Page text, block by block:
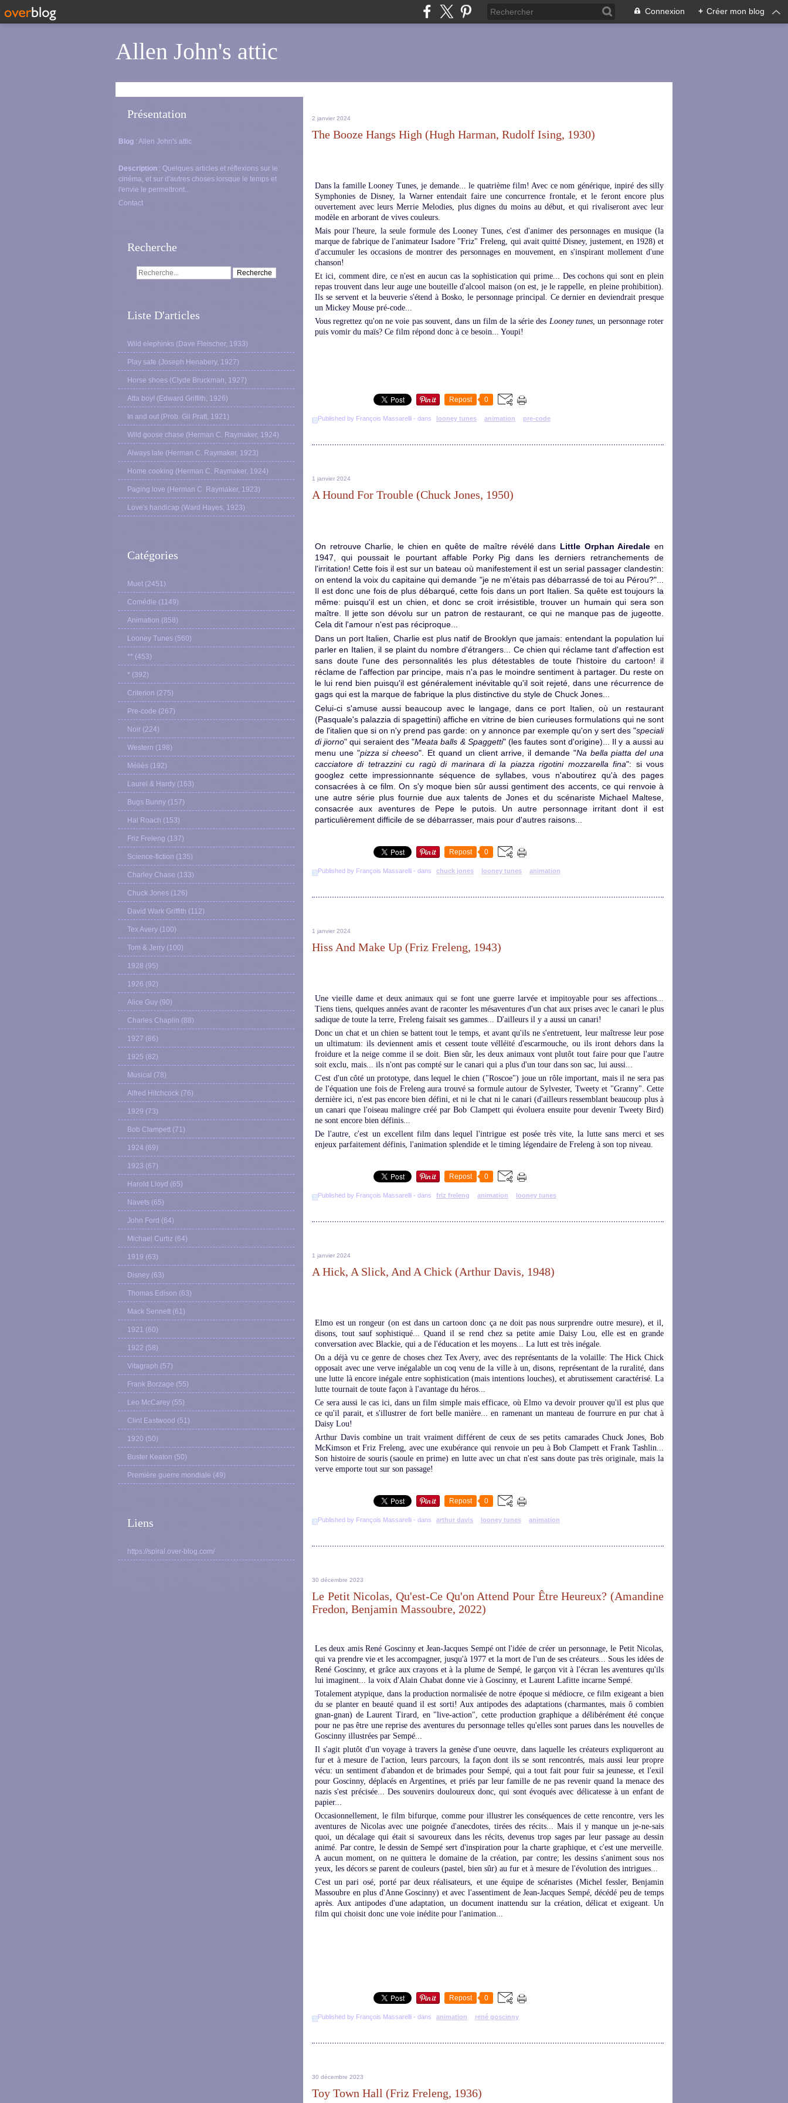
Connexion + Créer mon blog
Allen John's attic
Présentation
Blog : Allen John's attic
Description : Quelques articles et réflexions sur le
cinéma, et sur d'autres choses lorsque le temps et
l'envie le permettront...
Contact
Recherche
Liste D'articles
Wild elephinks (Dave Fleischer, 1933)
Play safe (Joseph Henabery, 1927)
Horse shoes (Clyde Bruckman, 1927)
Atta boy! (Edward Griffith, 1926)
In and out (Prob. Gil Pratt, 1921)
Wild goose chase (Herman C. Raymaker, 1924)
Always late (Herman C. Raymaker, 1923)
Home cooking (Herman C. Raymaker, 1924)
Paging love (Herman C. Raymaker, 1923)
Love's handicap (Ward Hayes, 1923)
Catégories
Muet (2451)
Comédie (1149)
Animation (858)
Looney Tunes (560)
** (453)
* (392)
Criterion (275)
Pre-code (267)
Noir (224)
Western (198)
Méliès (192)
Laurel & Hardy (163)
Bugs Bunny (157)
Hal Roach (153)
Friz Freleng (137)
Science-fiction (135)
Charley Chase (133)
Chuck Jones (126)
David Wark Griffith (112)
Tex Avery (100)
Tom & Jerry (100)
1928 (95)
1926 (92)
Alice Guy (90)
Charles Chaplin (88)
1927 (86)
1925 (82)
Musical (78)
Alfred Hitchcock (76)
1929 (73)
Bob Clampett (71)
1924 (69)
1923 (67)
Harold Lloyd (65)
Navets (65)
John Ford (64)
Michael Curtiz (64)
1919 (63)
Disney (63)
Thomas Edison (63)
Mack Sennett (61)
1921 (60)
1922 (58)
Vitagraph (57)
Frank Borzage (55)
Leo McCarey (55)
Clint Eastwood (51)
1920 (50)
Buster Keaton (50)
Première guerre mondiale (49)
Liens
https://spiral.over-blog.com/
2 janvier 2024
The Booze Hangs High (Hugh Harman, Rudolf Ising, 1930)
Dans la famille Looney Tunes, je demande... le quatrième film! Avec ce nom générique, inpiré des silly
Symphonies de Disney, la Warner entendait faire une concurrence frontale, et le feront encore plus
ouvertement avec leurs Merrie Melodies, plus dignes du moins au début, et qui rivaliseront avec leur
modèle en arborant de vives couleurs.
Mais pour l'heure, la seule formule des Looney Tunes, c'est d'animer des personnages en musique (la
marque de fabrique de l'animateur Isadore "Friz" Freleng, qui avait quitté Disney, justement, en 1928) et
d'accumuler les occasions de montrer des personnages en mouvement, en s'inspirant mollement d'une
chanson!
Et ici, comment dire, ce n'est en aucun cas la sophistication qui prime... Des cochons qui sont en plein
repas trouvent dans leur auge une bouteille d'alcool maison (on est, je le rappelle, en pleine prohibition).
Ils se servent et la beuverie s'étend à Bosko, le personnage principal. Ce dernier en deviendrait presque
un Mickey Mouse pré-code...
Vous regrettez qu'on ne voie pas souvent, dans un film de la série des Looney tunes, un personnage roter
puis vomir du maïs? Ce film répond donc à ce besoin... Youpi!
Repost 0
Published by François Massarelli - dans looney tunes animation pre-code
1 janvier 2024
A Hound For Trouble (Chuck Jones, 1950)
On retrouve Charlie, le chien en quête de maître révélé dans Little Orphan Airedale en
1947, qui poussait le pourtant affable Porky Pig dans les derniers retranchements de
l'irritation! Cette fois il est sur un bateau où manifestement il est un serial passager clandestin:
on entend la voix du capitaine qui demande "je ne m'étais pas débarrassé de toi au Pérou?"...
Il est donc une fois de plus débarqué, cette fois dans un port Italien. Sa quête est toujours la
même: puisqu'il est un chien, et donc se croit irrésistible, trouver un humain qui sera son
maître. Il jette son dévolu sur un patron de restaurant, ce qui ne manque pas de jugeotte.
Cela dit l'amour n'est pas réciproque...
Dans un port Italien, Charlie est plus natif de Brooklyn que jamais: entendant la population lui
parler en Italien, il se plaint du nombre d'étrangers... Ce chien qui réclame tant d'affection est
sans doute l'une des personnalités les plus détestables de toute l'histoire du cartoon! il
réclame de l'affection par principe, mais n'a pas le moindre sentiment à partager. Du reste on
le lui rend bien puisqu'il est généralement inévitable qu'il soit rejeté, dans une récurrence de
gags qui est la marque de fabrique la plus distinctive du style de Chuck Jones...
Celui-ci s'amuse aussi beaucoup avec le langage, dans ce port Italien, où un restaurant
(Pasquale's palazzia di spagettini) affiche en vitrine de bien curieuses formulations qui ne sont
de l'italien que si on n'y prend pas garde: on y annonce par exemple qu'on y sert des "speciali
di jiorno" qui seraient des "Meata balls & Spaggetti" (les fautes sont d'origine)... Il y a aussi au
menu une "pizza si cheeso". Et quand un client arrive, il demande "Na bella piatta del una
cacciatore di tetrazzini cu ragù di marinara di la piazza rigotini mozzarella fina": si vous
googlez cette impressionnante séquence de syllabes, vous n'aboutirez qu'à des pages
consacrées à ce film. On s'y moque bien sûr aussi gentiment des accents, ce qui renvoie à
une autre série plus fournie due aux talents de Jones et du scénariste Michael Maltese,
consacrée aux aventures de Pepe le putois. Un autre personnage irritant dont il est
particulièrement difficile de se débarrasser, mais pour d'autres raisons...
Repost 0
Published by François Massarelli - dans chuck jones looney tunes animation
1 janvier 2024
Hiss And Make Up (Friz Freleng, 1943)
Une vieille dame et deux animaux qui se font une guerre larvée et impitoyable pour ses affections...
Tiens tiens, quelques années avant de raconter les mésaventures d'un chat aux prises avec le canari le plus
sadique de toute la terre, Freleng faisait ses gammes... D'ailleurs il y a aussi un canari!
Donc un chat et un chien se battent tout le temps, et avant qu'ils ne s'entretuent, leur maîtresse leur pose
un ultimatum: ils deviennent amis et cessent toute vélléité d'escarmouche, ou ils iront dehors dans la
froidure et la neige comme il se doit. Bien sûr, les deux animaux vont plutôt tout faire pour que l'autre
soit exclu, mais... ils n'ont pas compté sur le canari qui a plus d'un tour dans son sac, lui aussi...
C'est d'un côté un prototype, dans lequel le chien ("Roscoe") joue un rôle important, mais il ne sera pas
de l'équation une fois de Freleng aura trouvé sa formule autour de Sylvester, Tweety et "Granny". Cette
dernière ici, n'est pas encore bien défini, et ni le chat ni le canari (d'ailleurs ressemblant beaucoup plus à
un canari que l'oiseau malingre créé par Bob Clampett qui évoluera ensuite pour devenir Tweety Bird)
ne sont encore bien définis...
De l'autre, c'est un excellent film dans lequel l'intrigue est posée très vite, la lutte sans merci et ses
enjeux parfaitement définis, l'animation splendide et le timing légendaire de Freleng à son top niveau.
Repost 0
Published by François Massarelli - dans friz freleng animation looney tunes
1 janvier 2024
A Hick, A Slick, And A Chick (Arthur Davis, 1948)
Elmo est un rongeur (on est dans un cartoon donc ça ne doit pas nous surprendre outre mesure), et il,
disons, tout sauf sophistiqué... Quand il se rend chez sa petite amie Daisy Lou, elle est en grande
conversation avec Blackie, qui a de l'éducation et les moyens... La lutt est très inégale.
On a déjà vu ce genre de choses chez Tex Avery, avec des représentants de la volaille: The Hick Chick
opposait avec une verve inégalable un coq venu de la ville à un, disons, représentant de la ruralité, dans
une lutte là encore inégale entre sophistication (mais intentions louches), et abrutissement caractérisé. La
lutte tournait de toute façon à l'avantage du héros...
Ce sera aussi le cas ici, dans un film simple mais efficace, où Elmo va devoir prouver qu'il est plus que
ce qu'il parait, et s'illustrer de fort belle manière... en ramenant un manteau de fourrure en pur chat à
Daisy Lou!
Arthur Davis combine un trait vraiment différent de ceux de ses petits camarades Chuck Jones, Bob
McKimson et Friz Freleng, avec une exubérance qui renvoie un peu à Bob Clampett et Frank Tashlin...
Son histoire de souris (saoule en prime) en lutte avec un chat n'est sans doute pas très originale, mais la
verve emporte tout sur son passage!
Repost 0
Published by François Massarelli - dans arthur davis looney tunes animation
30 décembre 2023
Le Petit Nicolas, Qu'est-Ce Qu'on Attend Pour Être Heureux? (Amandine
Fredon, Benjamin Massoubre, 2022)
Les deux amis René Goscinny et Jean-Jacques Sempé ont l'idée de créer un personnage, le Petit Nicolas,
qui va prendre vie et les accompagner, jusqu'à 1977 et la mort de l'un de ses créateurs... Sous les idées de
René Goscinny, et grâce aux crayons et à la plume de Sempé, le garçon vit à l'écran les aventures qu'ils
lui imaginent... la voix d'Alain Chabat donne vie à Goscinny, et Laurent Lafitte incarne Sempé.
Totalement atypique, dans la production normalisée de notre époque si médiocre, ce film exigeant a bien
du se planter en beauté quand il est sorti! Aux antipodes des adaptations (charmantes, mais ô combien
gnan-gnan) de Laurent Tirard, en "live-action", cette production graphique a délibérément été conçue
pour ne pas être une reprise des aventures du personnage telles qu'elles sont parues dans les nouvelles de
Goscinny illustrées par Sempé...
Il s'agit plutôt d'un voyage à travers la genèse d'une oeuvre, dans laquelle les créateurs expliqueront au
fur et à mesure de l'action, leurs parcours, la façon dont ils se sont rencontrés, mais aussi leur propre
vécu: un sentiment d'abandon et de brimades pour Sempé, qui a tout fait pour fuir sa jeunesse, et l'exil
pour Goscinny, déplacés en Argentines, et priés par leur famille de ne pas revenir quand la menace des
nazis s'est précisée... Des souvenirs douloureux donc, qui sont évoqués avec délicatesse à un enfant de
papier...
Occasionnellement, le film bifurque, comme pour illustrer les conséquences de cette rencontre, vers les
aventures de Nicolas avec une poignée d'anecdotes, tirées des récits... Mais il y manque un je-ne-sais
quoi, un décalage qui était si savoureux dans les récits, devenus trop sages par leur passage au dessin
animé. Par contre, le dessin de Sempé sert d'inspiration pour la charte graphique, et c'est une merveille.
A aucun moment, on ne quittera le domaine de la création, par contre; les dessins s'animent sous nos
yeux, les décors se parent de couleurs (pastel, bien sûr) au fur et à mesure de l'évolution des intrigues...
C'est un pari osé, porté par deux réalisateurs, et une équipe de scénaristes (Michel fessler, Benjamin
Massoubre en plus d'Anne Goscinny) et avec l'assentiment de Jean-Jacques Sempé, décédé peu de temps
après. Aux antipodes d'une adaptation, un document inattendu sur la création, délicat et exigeant. Un
film qui choisit donc une voie inédite pour l'animation...
Repost 0
Published by François Massarelli - dans animation rené goscinny
30 décembre 2023
Toy Town Hall (Friz Freleng, 1936)